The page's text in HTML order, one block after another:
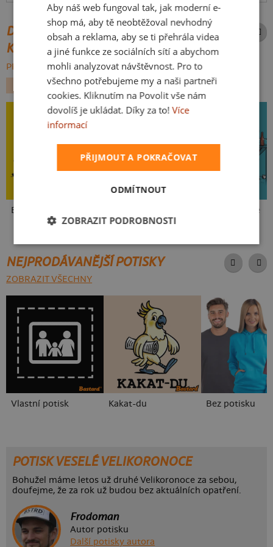
DALŠÍ POTISKY ZE STEJNÉ
KATEGORIE
PROCHÁZET VŠE:
KORONAVIRUS
VELIKONOCE
Bolí mě prdel Home Office
NEJPRODÁVANĚJŠÍ POTISKY
ZOBRAZIT VŠECHNY
Vlastní potisk Kakat-du Bez potisku
POTISK VESELÉ VELIKORONOCE
Bohužel máme letos už druhé Velikoronoce za sebou,
doufejme, že za rok už budou bez aktuálních opatření.
Frodoman
Autor potisku
Další potisky autora
SLOVAK
Aby náš web fungoval tak, jak moderní e-
shop má, aby tě neobtěžoval nevhodný
obsah a reklama, aby se ti přehrála videa
a jiné funkce ze sociálních sítí a abychom
mohli analyzovat návštěvnost. Pro to
všechno potřebujeme my a naši partneři
cookies. Kliknutím na Povolit vše nám
dovolíš je ukládat. Díky za to! Více
informací
PŘIJMOUT A POKRAČOVAT
ODMÍTNOUT
ZOBRAZIT PODROBNOSTI